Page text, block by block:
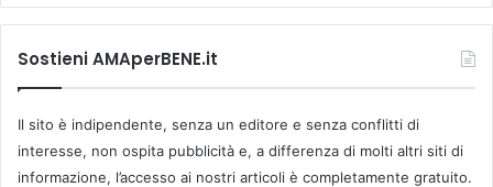
Sostieni AMAperBENE.it
Il sito è indipendente, senza un editore e senza conflitti di
interesse, non ospita pubblicità e, a differenza di molti altri siti di
informazione, l’accesso ai nostri articoli è completamente gratuito.